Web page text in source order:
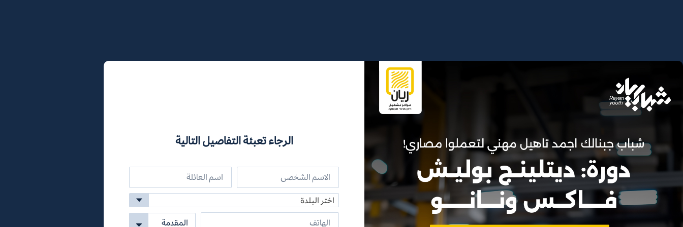
الرجاء تعبئة التفاصيل التالية
اختر البلدة